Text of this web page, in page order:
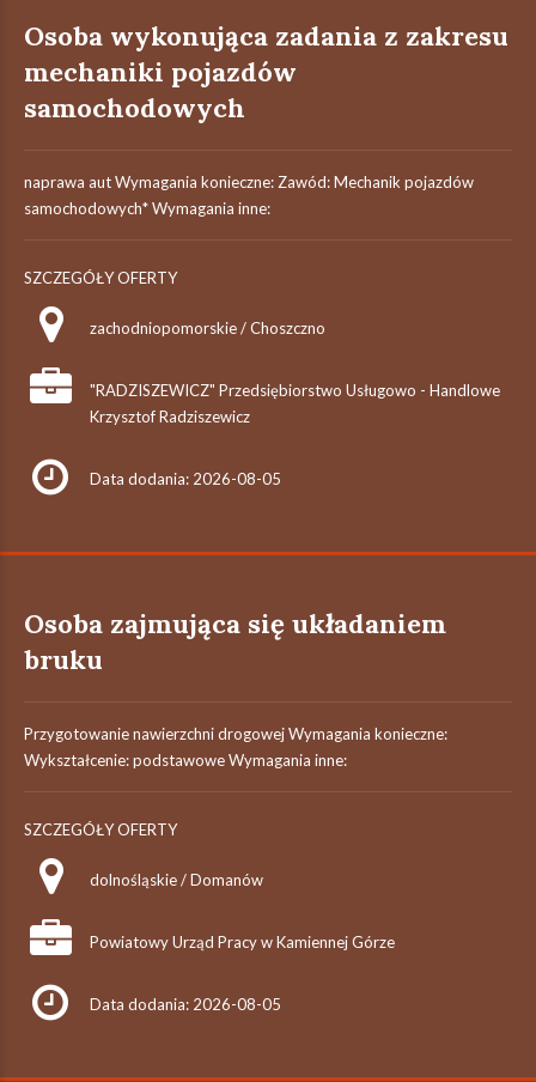
Osoba wykonująca zadania z zakresu
mechaniki pojazdów
samochodowych
naprawa aut Wymagania konieczne: Zawód: Mechanik pojazdów
samochodowych* Wymagania inne:
SZCZEGÓŁY OFERTY
zachodniopomorskie / Choszczno
"RADZISZEWICZ" Przedsiębiorstwo Usługowo - Handlowe
Krzysztof Radziszewicz
Data dodania: 2026-08-05
Osoba zajmująca się układaniem
bruku
Przygotowanie nawierzchni drogowej Wymagania konieczne:
Wykształcenie: podstawowe Wymagania inne:
SZCZEGÓŁY OFERTY
dolnośląskie / Domanów
Powiatowy Urząd Pracy w Kamiennej Górze
Data dodania: 2026-08-05